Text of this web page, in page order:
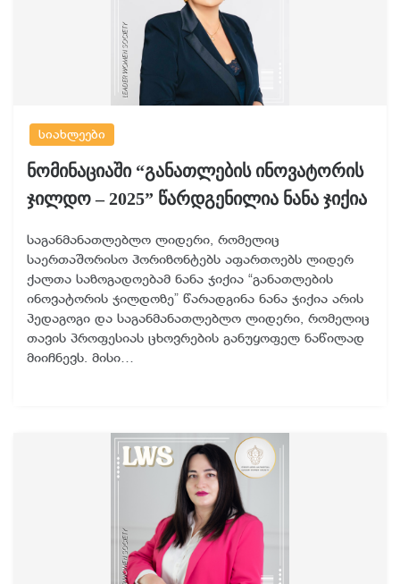
სიახლეები
ნომინაციაში “განათლების ინოვატორის
ჯილდო – 2025” წარდგენილია ნანა ჯიქია
საგანმანათლებლო ლიდერი, რომელიც
საერთაშორისო ჰორიზონტებს აფართოებს ლიდერ
ქალთა საზოგადოებამ ნანა ჯიქია “განათლების
ინოვატორის ჯილდოზე” წარადგინა ნანა ჯიქია არის
პედაგოგი და საგანმანათლებლო ლიდერი, რომელიც
თავის პროფესიას ცხოვრების განუყოფელ ნაწილად
მიიჩნევს. მისი…